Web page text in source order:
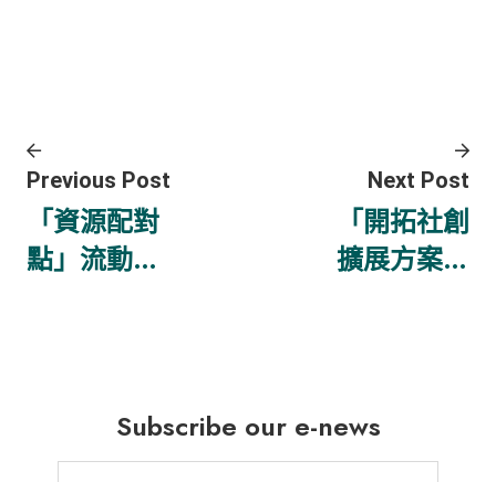
Previous Post
「資源配對
點」流動應
Next Post
「開拓社創
擴展方案．
Subscribe our e-news